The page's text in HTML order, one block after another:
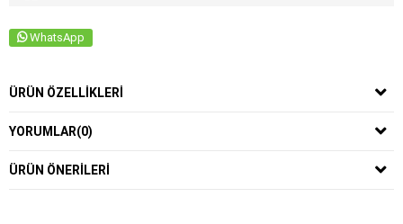
WhatsApp
ÜRÜN ÖZELLIKLERI
YORUMLAR(0)
ÜRÜN ÖNERILERI